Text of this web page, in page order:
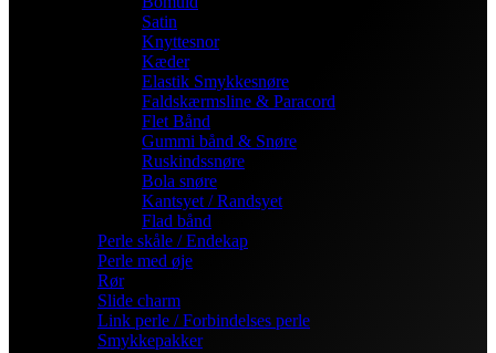
Satin
Knyttesnor
Kæder
Elastik Smykkesnøre
Faldskærmsline & Paracord
Flet Bånd
Gummi bånd & Snøre
Ruskindssnøre
Bola snøre
Kantsyet / Randsyet
Flad bånd
Perle skåle / Endekap
Perle med øje
Rør
Slide charm
Link perle / Forbindelses perle
Smykkepakker